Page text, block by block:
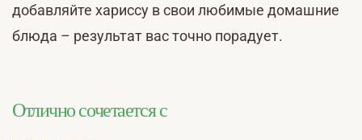
добавляйте хариссу в свои любимые домашние
блюда – результат вас точно порадует.
Отлично сочетается с